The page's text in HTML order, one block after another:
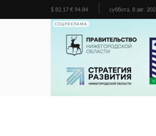
$ 82.17 € 94.84 суббота, 8 авг.
СОЦРЕКЛАМА